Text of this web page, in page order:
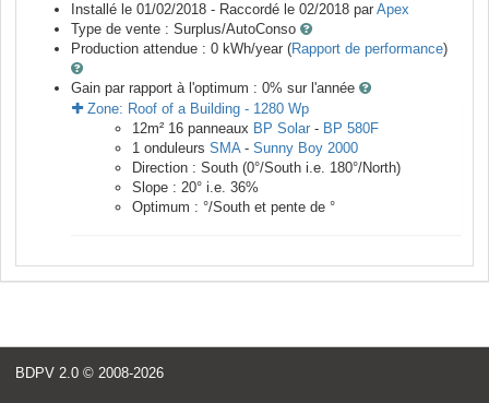
Installé le 01/02/2018 - Raccordé le 02/2018 par Apex
Type de vente : Surplus/AutoConso
Production attendue : 0 kWh/year (Rapport de performance)
Gain par rapport à l'optimum : 0% sur l'année
Zone: Roof of a Building - 1280 Wp
12m² 16 panneaux BP Solar - BP 580F
1 onduleurs SMA- Sunny Boy 2000
Direction : South (0°/South i.e. 180°/North)
Slope : 20° i.e. 36%
Optimum : °/South et pente de °
BDPV 2.0 © 2008-2026